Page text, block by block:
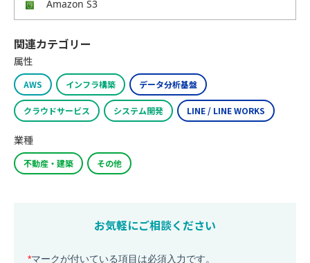
Amazon S3
関連カテゴリー
属性
AWS インフラ構築 データ分析基盤
クラウドサービス システム開発 LINE / LINE WORKS
業種
不動産・建築 その他
お気軽にご相談ください